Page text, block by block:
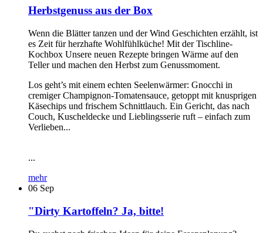
Herbstgenuss aus der Box
Wenn die Blätter tanzen und der Wind Geschichten erzählt, ist
es Zeit für herzhafte Wohlfühlküche! Mit der Tischline-
Kochbox Unsere neuen Rezepte bringen Wärme auf den
Teller und machen den Herbst zum Genussmoment.
Los geht’s mit einem echten Seelenwärmer: Gnocchi in
cremiger Champignon-Tomatensauce, getoppt mit knusprigen
Käsechips und frischem Schnittlauch. Ein Gericht, das nach
Couch, Kuscheldecke und Lieblingsserie ruft – einfach zum
Verlieben...
...
mehr
06 Sep
"Dirty Kartoffeln? Ja, bitte!